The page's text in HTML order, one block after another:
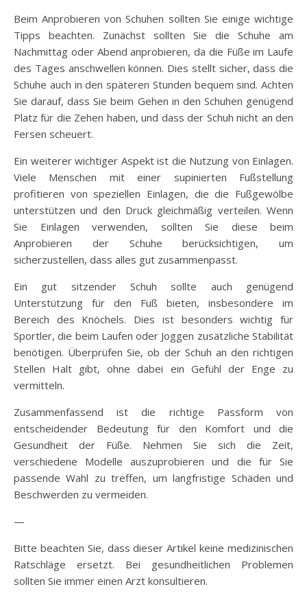
Beim Anprobieren von Schuhen sollten Sie einige wichtige
Tipps beachten. Zunächst sollten Sie die Schuhe am
Nachmittag oder Abend anprobieren, da die Füße im Laufe
des Tages anschwellen können. Dies stellt sicher, dass die
Schuhe auch in den späteren Stunden bequem sind. Achten
Sie darauf, dass Sie beim Gehen in den Schuhen genügend
Platz für die Zehen haben, und dass der Schuh nicht an den
Fersen scheuert.
Ein weiterer wichtiger Aspekt ist die Nutzung von Einlagen.
Viele Menschen mit einer supinierten Fußstellung
profitieren von speziellen Einlagen, die die Fußgewölbe
unterstützen und den Druck gleichmäßig verteilen. Wenn
Sie Einlagen verwenden, sollten Sie diese beim
Anprobieren der Schuhe berücksichtigen, um
sicherzustellen, dass alles gut zusammenpasst.
Ein gut sitzender Schuh sollte auch genügend
Unterstützung für den Fuß bieten, insbesondere im
Bereich des Knöchels. Dies ist besonders wichtig für
Sportler, die beim Laufen oder Joggen zusätzliche Stabilität
benötigen. Überprüfen Sie, ob der Schuh an den richtigen
Stellen Halt gibt, ohne dabei ein Gefühl der Enge zu
vermitteln.
Zusammenfassend ist die richtige Passform von
entscheidender Bedeutung für den Komfort und die
Gesundheit der Füße. Nehmen Sie sich die Zeit,
verschiedene Modelle auszuprobieren und die für Sie
passende Wahl zu treffen, um langfristige Schäden und
Beschwerden zu vermeiden.
—
Bitte beachten Sie, dass dieser Artikel keine medizinischen
Ratschläge ersetzt. Bei gesundheitlichen Problemen
sollten Sie immer einen Arzt konsultieren.